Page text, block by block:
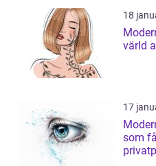
18
Modern
värld
17
som